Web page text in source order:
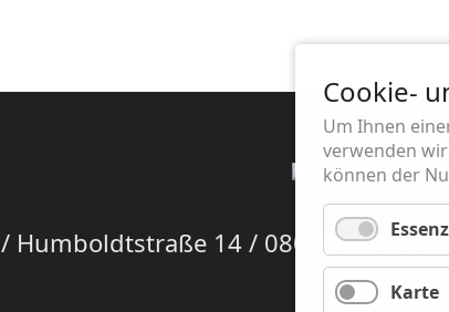
/ Humboldtstraße 14 / 08056 Zwickau
Cookie-
Um Ihnen
verwenden
können der
Karte